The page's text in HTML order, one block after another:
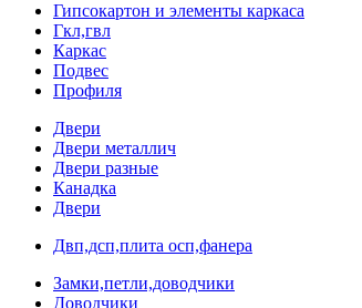
Гипсокартон и элементы каркаса
Гкл,гвл
Каркас
Подвес
Профиля
Двери
Двери металлич
Двери разные
Канадка
Двери
Двп,дсп,плита осп,фанера
Замки,петли,доводчики
Доводчики